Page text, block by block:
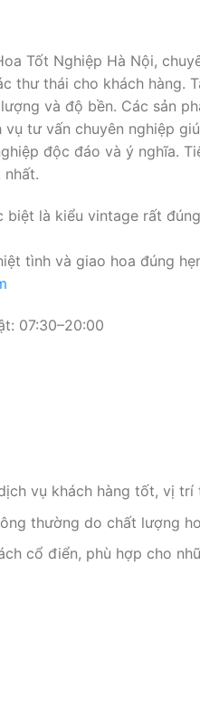
Tốt Nghiệp Hà Nội,
thư thái cho khách hàng.
và độ bền. Các sản
tư vấn chuyên nghiệp
độc đáo và ý nghĩa.
nhất.
là kiểu vintage rất
tình và giao hoa đúng
07:30–20:00
vụ khách hàng tốt, vị trí
thường do chất lượng
cổ điển, phù hợp cho